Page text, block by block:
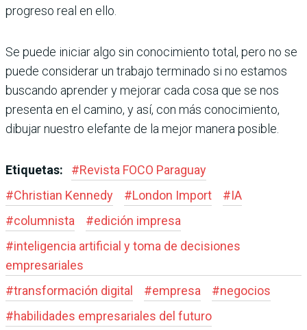
progreso real en ello.
Se puede iniciar algo sin conocimiento total, pero no se
puede considerar un trabajo terminado si no estamos
buscando aprender y mejorar cada cosa que se nos
presenta en el camino, y así, con más conocimiento,
dibujar nuestro elefante de la mejor manera posible.
Etiquetas: #Revista FOCO Paraguay
#Christian Kennedy #London Import #IA
#columnista #edición impresa
#inteligencia artificial y toma de decisiones
empresariales
#transformación digital #empresa #negocios
#habilidades empresariales del futuro